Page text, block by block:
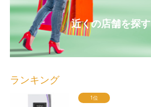
近くの店舗を探す
ランキング
1位